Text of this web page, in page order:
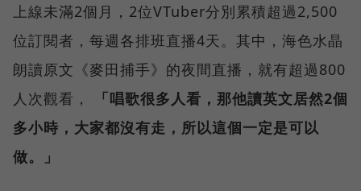
上線未滿2個月，2位VTuber分別累積超過2,500
位訂閱者，每週各排班直播4天。其中，海色水晶
朗讀原文《麥田捕手》的夜間直播，就有超過800
人次觀看，
「唱歌很多人看，那他讀英文居然2個
多小時，大家都沒有走，所以這個一定是可以
做。」